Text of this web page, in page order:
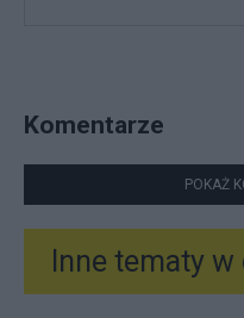
Komentarze
POKAŻ
Inne tematy